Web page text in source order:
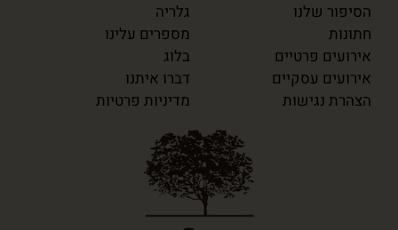
הסיפור שלנו
חתונות
אירועים פרטיים
אירועים עסקיים
הצהרת נגישות
גלריה
מספרים עלינו
בלוג
דברו איתנו
מדיניות פרטיות